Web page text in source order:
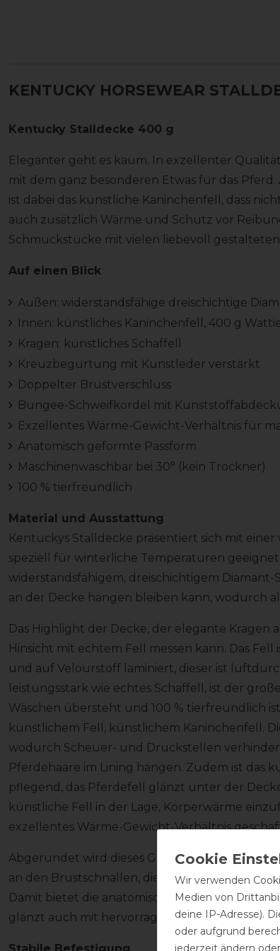
KENTUCKY HORSEWEAR
Kentucky Stalldecke 400 g
Eleganter geht es kaum. In exzellenter
mit dem ganz besonderen Etwas für das
ist dabei das künstliche Kaninchenfell, dass
auch zusätzlich Wärme und Schutz vor
Schmuckstücke mit vielen liebevoll gestalteten
Auf einen Blick
Außen: widerstandsfähige dreischichtige
Innen: künstliches Kaninchenfell, 400 g
Kragen: künstliches Schaffell
Kreuzbegurtung mit Kunstleder verstärkt
Doppelter Brustverschluss
Bungee-Schweifkordel mit
Exzellentes Wärme-Gewicht-Verhältnis für
Anatomisch geformte Passform
Maschinenwaschbar bei 30° (kein Trockner)
100 % tierfreundlich
Material und Ausstattung
Kentuckys Stalldecke präsentiert sich mit
speziell für winterliche Temperaturen
widerstandsfähigem, dreischichtigem Diamant-
an der Decke hängen bleiben kann, wodurch
Das Highlight der Decke, der elegante Kragen
Hinsicht mit echtem Fell messen kann. Das
und auf Velourstoff laminiert, dieser ist
leistungsstark wie echtes Schaffell, ist der
Wäschen übersteht und 100 % tierfreundlich
künstlichem Fell, künstlichem Kaninchenfell.
wodurch Scheuer- und Druckstellen
Pferdehaare im Lining hängen. Zudem ist das
pflegend, das Pferdefell glänzt unter der
künstliche Fell in der Lage, Körperwärme
exzellentes Wärme-Gewicht-Verhältnis
Abgerundet wird dieses Gesamtkonzept
an den Brustschnallen, die ebenso hochwertig
Damit bietet die anatomisch geformte
glänzt auch mit hervorragendem Komfort und
Wir verwenden
Medien von
deine IP-Adresse).
oder aufgrund
jederzeit ändern